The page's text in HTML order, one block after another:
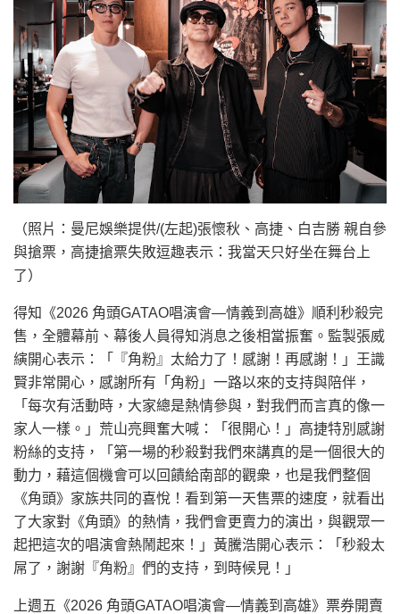
（照片：曼尼娛樂提供/(左起)張懷秋、高捷、白吉勝 親自參
與搶票，高捷搶票失敗逗趣表示：我當天只好坐在舞台上
了）
得知《2026 角頭GATAO唱演會—情義到高雄》順利秒殺完
售，全體幕前、幕後人員得知消息之後相當振奮。監製張威
縯開心表示：「『角粉』太給力了！感謝！再感謝！」王識
賢非常開心，感謝所有「角粉」一路以來的支持與陪伴，
「每次有活動時，大家總是熱情參與，對我們而言真的像一
家人一樣。」荒山亮興奮大喊：「很開心！」高捷特別感謝
粉絲的支持，「第一場的秒殺對我們來講真的是一個很大的
動力，藉這個機會可以回饋給南部的觀衆，也是我們整個
《角頭》家族共同的喜悅！看到第一天售票的速度，就看出
了大家對《角頭》的熱情，我們會更賣力的演出，與觀眾一
起把這次的唱演會熱鬧起來！」黃騰浩開心表示：「秒殺太
屌了，謝謝『角粉』們的支持，到時候見！」
上週五《2026 角頭GATAO唱演會—情義到高雄》票券開賣